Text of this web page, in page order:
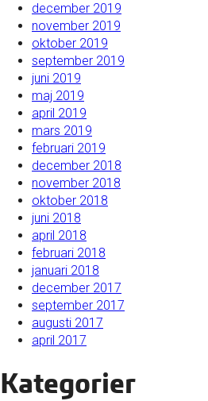
december 2019
november 2019
oktober 2019
september 2019
juni 2019
maj 2019
april 2019
mars 2019
februari 2019
december 2018
november 2018
oktober 2018
juni 2018
april 2018
februari 2018
januari 2018
december 2017
september 2017
augusti 2017
april 2017
Kategorier